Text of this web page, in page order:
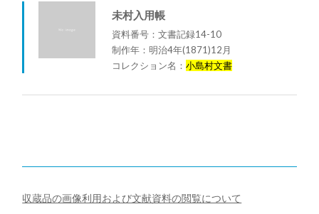
未村入用帳
資料番号：文書記録14-10
制作年：明治4年(1871)12月
コレクション名：小島村文書
収蔵品の画像利用および文献資料の閲覧について